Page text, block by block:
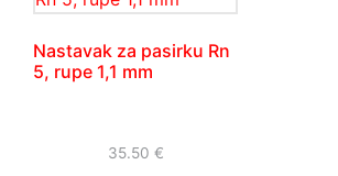
Nastavak za pasirku Rn
5, rupe 1,1 mm
35.50 €